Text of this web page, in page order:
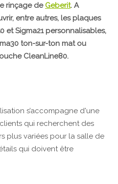
rinçage de Geberit. A
entre autres, les plaques
et Sigma21 personnalisables,
ton-sur-ton mat ou
CleanLine80.
s’accompagne d'une
qui recherchent des
plus variées pour la salle de
qui doivent être